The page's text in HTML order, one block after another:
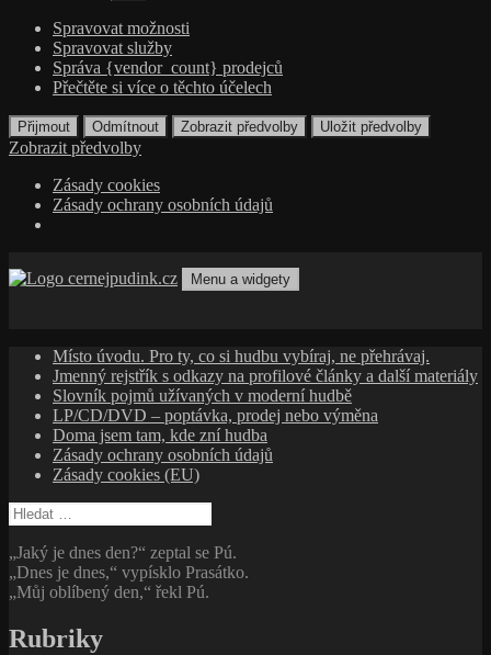
Spravovat možnosti
Spravovat služby
Správa {vendor_count} prodejců
Přečtěte si více o těchto účelech
Přijmout Odmítnout Zobrazit předvolby Uložit předvolby
Zobrazit předvolby
Zásady cookies
Zásady ochrany osobních údajů
k
Menu a widgety
Místo úvodu. Pro ty, co si hudbu vybíraj, ne přehrávaj.
Jmenný rejstřík s odkazy na profilové články a další materiály
Slovník pojmů užívaných v moderní hudbě
LP/CD/DVD – poptávka, prodej nebo výměna
Doma jsem tam, kde zní hudba
Zásady ochrany osobních údajů
Zásady cookies (EU)
Vyhledávání
„Jaký je dnes den?“ zeptal se Pú.
„Dnes je dnes,“ vypísklo Prasátko.
„Můj oblíbený den,“ řekl Pú.
Rubriky